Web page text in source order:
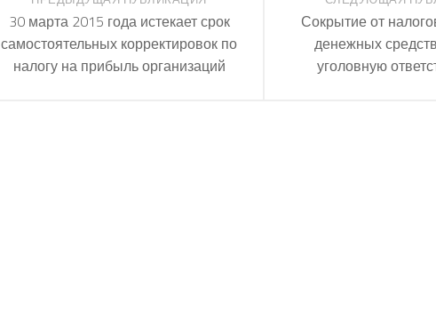
Сокрытие от
денежных
уголовную
30 марта 2015 года истекает срок
самостоятельных корректировок по
налогу на прибыль организаций